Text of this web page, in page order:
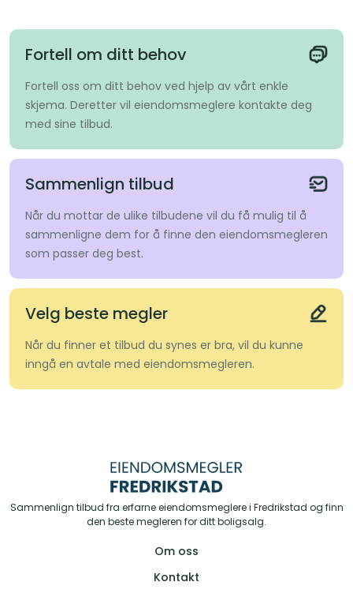
Fortell om ditt behov
Fortell oss om ditt behov ved hjelp av vårt enkle
skjema. Deretter vil eiendomsmeglere kontakte deg
med sine tilbud.
Sammenlign tilbud
Når du mottar de ulike tilbudene vil du få mulig til å
sammenligne dem for å finne den eiendomsmegleren
som passer deg best.
Velg beste megler
Når du finner et tilbud du synes er bra, vil du kunne
inngå en avtale med eiendomsmegleren.
Sammenlign tilbud fra erfarne eiendomsmeglere i Fredrikstad og finn
den beste megleren for ditt boligsalg.
Om oss
Kontakt